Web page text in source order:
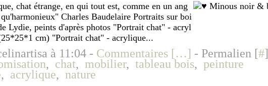
chat étrange, en qui tout est, comme en un ang
Charles Baudelaire Portraits sur boi
Lydie, peints d'après photos "Portrait chat" - acryl
cm) "Portrait chat" - acrylique...
à 11:04 - Commentaires […] - Permalien [#]
, chat, mobilier, tableau bois, peinture
, acrylique, nature